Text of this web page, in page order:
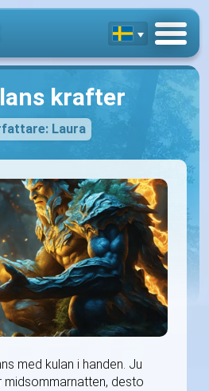
krafter
Laura
med kulan i handen. Ju
midsommarnatten, desto